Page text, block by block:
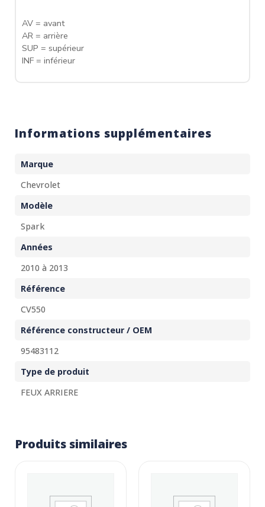
AV = avant
AR = arrière
SUP = supérieur
INF = inférieur
Informations supplémentaires
Marque
Chevrolet
Modèle
Spark
Années
2010 à 2013
Référence
CV550
Référence constructeur / OEM
95483112
Type de produit
FEUX ARRIERE
Produits similaires